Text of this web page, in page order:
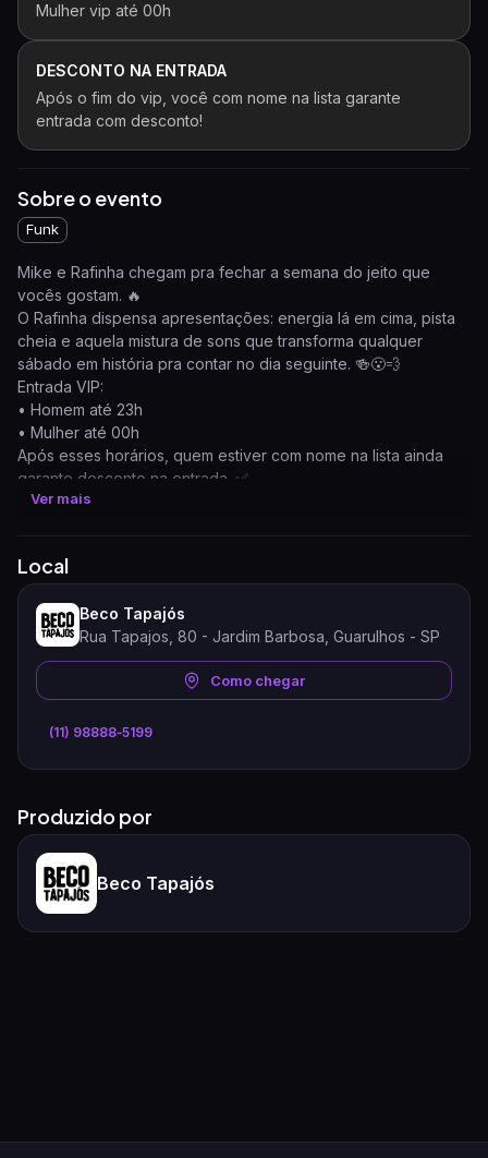
Mulher vip até 00h
DESCONTO NA ENTRADA
Após o fim do vip, você com nome na lista garante
entrada com desconto!
Sobre o evento
Funk
Mike e Rafinha chegam pra fechar a semana do jeito que
vocês gostam. 🔥
O Rafinha dispensa apresentações: energia lá em cima, pista
cheia e aquela mistura de sons que transforma qualquer
sábado em história pra contar no dia seguinte. 🍻😮‍💨
Entrada VIP:
• Homem até 23h
• Mulher até 00h
Após esses horários, quem estiver com nome na lista ainda
garante desconto na entrada. ✅
Abertura da casa às 22h!
Ver mais
Local
Beco Tapajós
Rua Tapajos, 80 - Jardim Barbosa, Guarulhos - SP
Como chegar
(11) 98888‑5199
Produzido por
Beco Tapajós